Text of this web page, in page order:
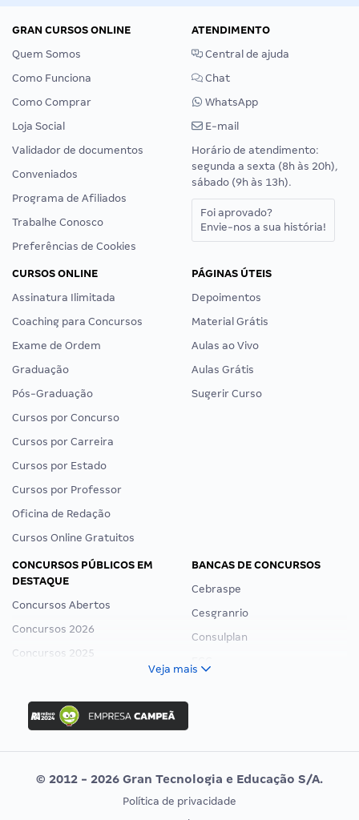
GRAN CURSOS ONLINE
Quem Somos
Como Funciona
Como Comprar
Loja Social
Validador de documentos
Conveniados
Programa de Afiliados
Trabalhe Conosco
Preferências de Cookies
ATENDIMENTO
Central de ajuda
Chat
WhatsApp
E-mail
Horário de atendimento:
segunda a sexta (8h às 20h),
sábado (9h às 13h).
Foi aprovado?
Envie-nos a sua história!
CURSOS ONLINE
Assinatura Ilimitada
Coaching para Concursos
Exame de Ordem
Graduação
Pós-Graduação
Cursos por Concurso
Cursos por Carreira
Cursos por Estado
Cursos por Professor
Oficina de Redação
Cursos Online Gratuitos
PÁGINAS ÚTEIS
Depoimentos
Material Grátis
Aulas ao Vivo
Aulas Grátis
Sugerir Curso
CONCURSOS PÚBLICOS EM
DESTAQUE
Concursos Abertos
Concursos 2026
Concursos 2025
Concurso Ibama
Concurso MPU
Editais publicados
BANCAS DE CONCURSOS
Cebraspe
Cesgranrio
Consulplan
Vunesp
CONCURSOS POR PROFISSÃO EXAME DE ORDEM
Veja mais
© 2012 - 2026 Gran Tecnologia e Educação S/A.
Política de privacidade